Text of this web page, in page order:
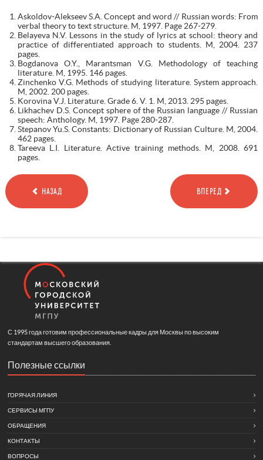
Askoldov-Alekseev S.A. Concept and word // Russian words: From
verbal theory to text structure. M, 1997. Page 267-279.
Belayeva N.V. Lessons in the study of lyrics at school: theory and
practice of differentiated approach to students. M, 2004. 237
pages.
Bogdanova O.Y., Marantsman V.G. Methodology of teaching
literature. M, 1995. 146 pages.
Zinchenko V.G. Methods of studying literature. System approach.
M, 2002. 200 pages.
Korovina V.J. Literature. Grade 6. V. 1. M, 2013. 295 pages.
Likhachev D.S. Concept sphere of the Russian language // Russian
speech: Anthology. M, 1997. Page 280-287.
Stepanov Yu.S. Constants: Dictionary of Russian Culture. M, 2004.
462 pages.
Tareeva L.I. Literature. Active training methods. M, 2008. 691
pages.
НАЗАД ВПЕРЕД
С 1995 года готовим профессиональные кадры для Москвы по высоким
стандартам высшего образования.
Полезные ссылки
ГОРЯЧАЯ ЛИНИЯ
СЕРВИСЫ МГПУ
ОБРАЩЕНИЯ
КОНТАКТЫ
ВОПРОСЫ